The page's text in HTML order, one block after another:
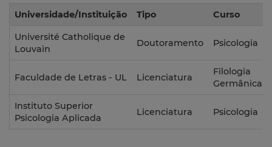
Universidade/Instituição Tipo Curso
Université Catholique de
Louvain
Doutoramento Psicologia
Faculdade de Letras - UL Licenciatura
Filologia
Germânica
Instituto Superior
Psicologia Aplicada
Licenciatura Psicologia